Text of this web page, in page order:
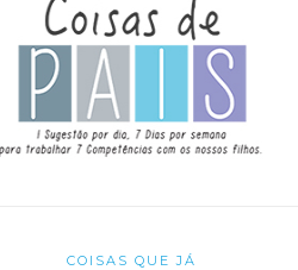
COISAS QUE JÁ